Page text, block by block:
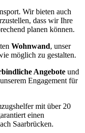
Wir bieten auch
dass wir Ihre
planen können.
Wohnwand, unser
möglich zu gestalten.
Angebote und
Engagement für
mit über 20
einen
Saarbrücken.